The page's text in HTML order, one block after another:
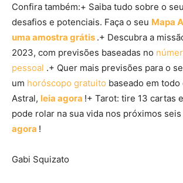
Confira também:+ Saiba tudo sobre o
desafios e potenciais. Faça o seu Mapa
uma amostra grátis .+ Descubra a
2023, com previsões baseadas no
pessoal .+ Quer mais previsões para o
um horóscopo gratuito baseado em todo
Astral, leia agora !+ Tarot: tire 13 cartas
pode rolar na sua vida nos próximos seis
agora !
Gabi Squizato